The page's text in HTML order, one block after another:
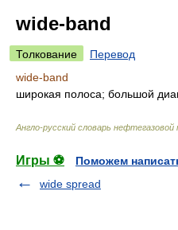
wide-band
Толкование
Перевод
wide-band
широкая полоса; большой
Англо-русский словарь
Игры ⚽
Поможем
wide spread